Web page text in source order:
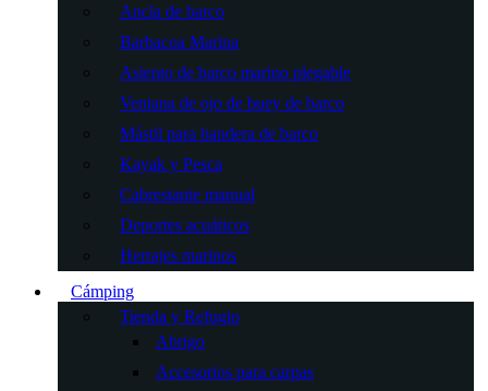
Ancla de barco
Barbacoa Marina
Asiento de barco marino plegable
Ventana de ojo de buey de barco
Mástil para bandera de barco
Kayak y Pesca
Cabrestante manual
Deportes acuáticos
Herrajes marinos
Cámping
Tienda y Refugio
Abrigo
Accesorios para carpas